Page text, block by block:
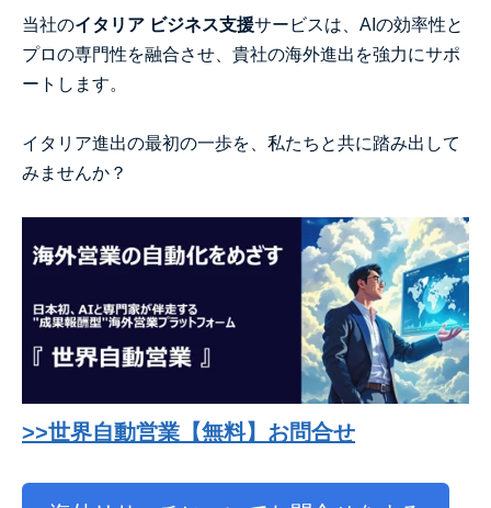
当社のイタリア ビジネス支援サービスは、AIの効率性と
プロの専門性を融合させ、貴社の海外進出を強力にサポ
ートします。
イタリア進出の最初の一歩を、私たちと共に踏み出して
みませんか？
>>世界自動営業【無料】お問合せ